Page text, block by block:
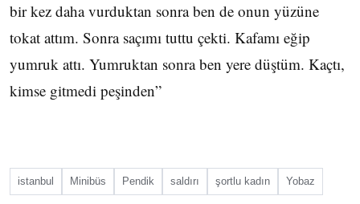
bir kez daha vurduktan sonra ben de onun yüzüne
tokat attım. Sonra saçımı tuttu çekti. Kafamı eğip
yumruk attı. Yumruktan sonra ben yere düştüm. Kaçtı,
kimse gitmedi peşinden”
istanbul Minibüs Pendik saldırı şortlu kadın Yobaz